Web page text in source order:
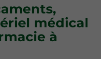
médical
à